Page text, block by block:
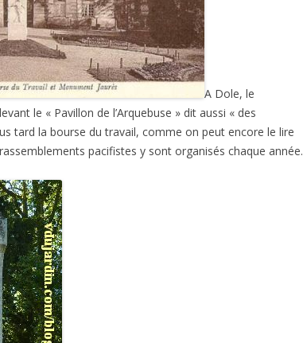
A Dole, le
le « Pavillon de l’Arquebuse » dit aussi « des
tard la bourse du travail, comme on peut encore le lire
pacifistes y sont organisés chaque année.